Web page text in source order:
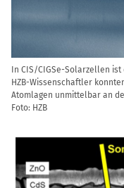
In CIS/CIGSe-Solarzellen
HZB-Wissenschaftler
Atomlagen unmittelbar an
Foto: HZB